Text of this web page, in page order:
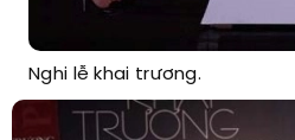
Nghi lễ khai trương.